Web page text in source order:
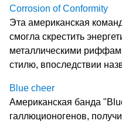
Corrosion of Conformity
Эта американская
смогла скрестить
металлическими
стилю, впоследствии
Blue cheer
Американская банда
галлюционогенов,